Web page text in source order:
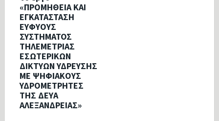
«ΠΡΟΜΗΘΕΙΑ ΚΑΙ
ΕΓΚΑΤΑΣΤΑΣΗ
ΕΥΦΥΟΥΣ
ΣΥΣΤΗΜΑΤΟΣ
ΤΗΛΕΜΕΤΡΙΑΣ
ΕΣΩΤΕΡΙΚΩΝ
ΔΙΚΤΥΩΝ ΥΔΡΕΥΣΗΣ
ΜΕ ΨΗΦΙΑΚΟΥΣ
ΥΔΡΟΜΕΤΡΗΤΕΣ
ΤΗΣ ΔΕΥΑ
ΑΛΕΞΑΝΔΡΕΙΑΣ»